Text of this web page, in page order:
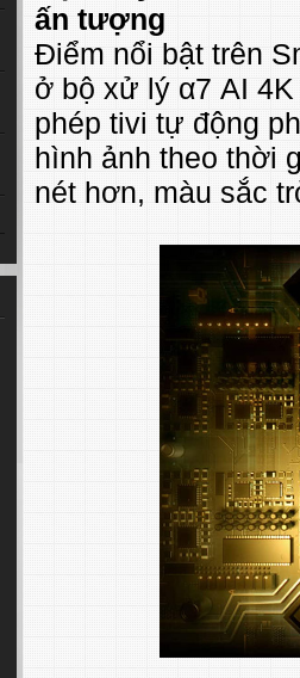
ấn tượng
Điểm nổi bật trên
ở bộ xử lý α7 AI
phép tivi tự động
hình ảnh theo thời
nét hơn, màu sắc